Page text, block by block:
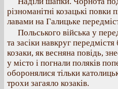
різноманітні козацькі
лавами на Галицьке
Польського війська у
та засіки навкруг
козаки, як весняна повідь,
у місто і погнали поляків
оборонялися тільки
трохи загаяло козаків.